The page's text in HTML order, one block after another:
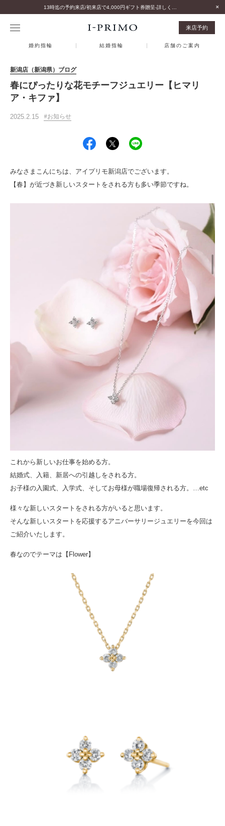
来店予約
婚約指輪 結婚指輪 店舗のご案内
新潟店（新潟県）ブログ
春にぴったりな花モチーフジュエリー【ヒマリ
ア・キファ】
2025.2.15 お知らせ
みなさまこんにちは、アイプリモ新潟店でございます。
【春】が近づき新しいスタートをされる方も多い季節ですね。
これから新しいお仕事を始める方。
結婚式、入籍、新居への引越しをされる方。
お子様の入園式、入学式、そしてお母様が職場復帰される方。…etc
様々な新しいスタートをされる方がいると思います。
そんな新しいスタートを応援するアニバーサリージュエリーを今回は
ご紹介いたします。
春なのでテーマは【Flower】